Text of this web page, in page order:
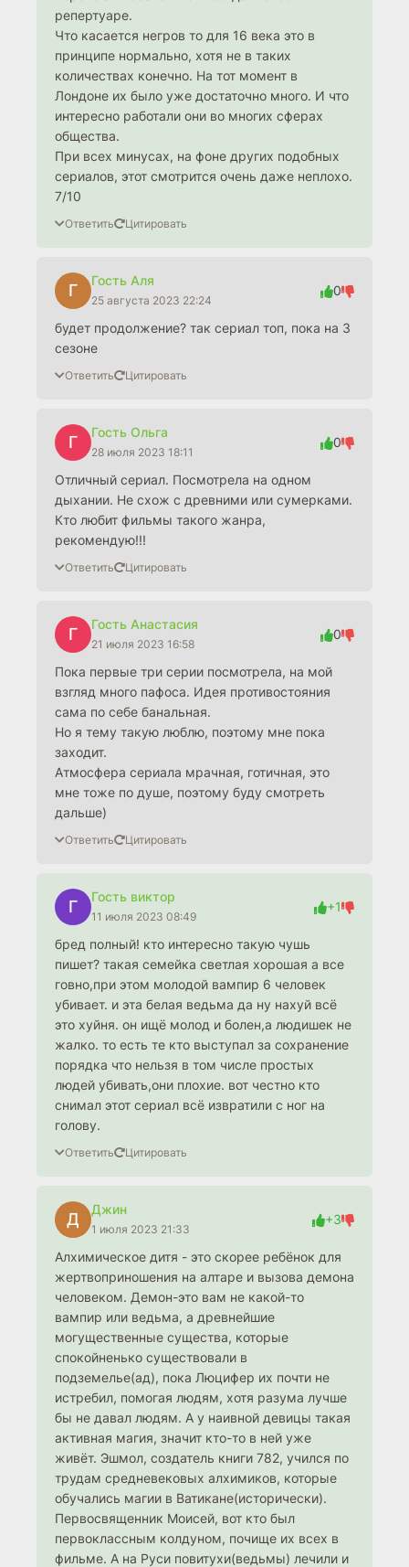
репертуаре.
Что касается негров то для 16 века это в
принципе нормально, хотя не в таких
количествах конечно. На тот момент в
Лондоне их было уже достаточно много. И что
интересно работали они во многих сферах
общества.
При всех минусах, на фоне других подобных
сериалов, этот смотрится очень даже неплохо.
7/10
Ответить Цитировать
Г
Гость Аля
25 августа 2023 22:24
0
будет продолжение? так сериал топ, пока на 3
сезоне
Ответить Цитировать
Г
Гость Ольга
28 июля 2023 18:11
0
Отличный сериал. Посмотрела на одном
дыхании. Не схож с древними или сумерками.
Кто любит фильмы такого жанра,
рекомендую!!!
Ответить Цитировать
Г
Гость Анастасия
21 июля 2023 16:58
0
Пока первые три серии посмотрела, на мой
взгляд много пафоса. Идея противостояния
сама по себе банальная.
Но я тему такую люблю, поэтому мне пока
заходит.
Атмосфера сериала мрачная, готичная, это
мне тоже по душе, поэтому буду смотреть
дальше)
Ответить Цитировать
Г
Гость виктор
11 июля 2023 08:49
+1
бред полный! кто интересно такую чушь
пишет? такая семейка светлая хорошая а все
говно,при этом молодой вампир 6 человек
убивает. и эта белая ведьма да ну нахуй всё
это хуйня. он ищё молод и болен,а людишек не
жалко. то есть те кто выступал за сохранение
порядка что нельзя в том числе простых
людей убивать,они плохие. вот честно кто
снимал этот сериал всё извратили с ног на
голову.
Ответить Цитировать
Д
Джин
1 июля 2023 21:33
+3
Алхимическое дитя - это скорее ребёнок для
жертвоприношения на алтаре и вызова демона
человеком. Демон-это вам не какой-то
вампир или ведьма, а древнейшие
могущественные существа, которые
спокойненько существовали в
подземелье(ад), пока Люцифер их почти не
истребил, помогая людям, хотя разума лучше
бы не давал людям. А у наивной девицы такая
активная магия, значит кто-то в ней уже
живёт. Эшмол, создатель книги 782, учился по
трудам средневековых алхимиков, которые
обучались магии в Ватикане(исторически).
Первосвященник Моисей, вот кто был
первоклассным колдуном, почище их всех в
фильме. А на Руси повитухи(ведьмы) лечили и